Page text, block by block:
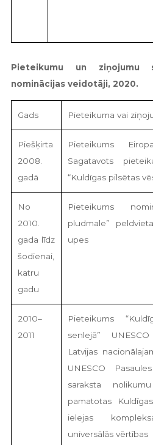
Pieteikumu un ziņojumu
nominācijas veidotāji, 2020.
Gads Pieteikuma vai
Piešķirta
2008.
gadā
Pieteikums
Sagatavots
“Kuldīgas pilsētas
No
2010.
gada līdz
šodienai,
katru
gadu
Pieteikums
pludmale”
upes
2010–
2011
Pieteikums
senlejā”
Latvijas
UNESCO
saraksta
pamatotas
ielejas
universālās vērtības